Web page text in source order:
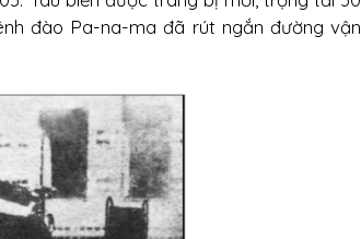
đào Pa-na-ma đã rút ngắn đường vận